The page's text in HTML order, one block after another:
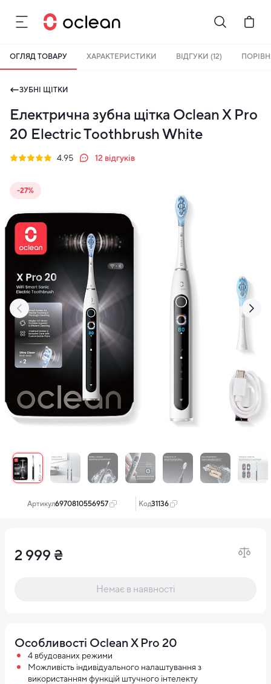
ОГЛЯД ТОВАРУ ХАРАКТЕРИСТИКИ ВІДГУКИ (12)
ЗУБНІ ЩІТКИ
Електрична зубна щітка Oclean X Pro
20 Electric Toothbrush White
4.95 12 відгуків
‹ ›
-27%
Артикул:6970810556957 Код:31136
2 999 ₴
Немає в наявності
Особливості Oclean X Pro 20
4 вбудованих режими
Можливість індивідуального налаштування з
використанням функцій штучного інтелекту